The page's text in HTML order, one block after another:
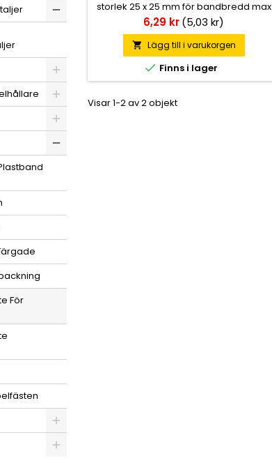
För
storlek 25 x 25 mm för bandbredd max
5 mm. Kan vid behov även skruvas fast.
Finns i vita samt svarta som är UV-
beständiga. Förpackningsstorlek: 100 st.
Pris
6,29 kr(5,03 kr)
 Lägg till i varukorgen
 Finns i lager
Visar 1-2 av 2 objekt